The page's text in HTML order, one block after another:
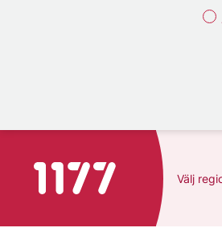
Till startsidan för 1177 Välj